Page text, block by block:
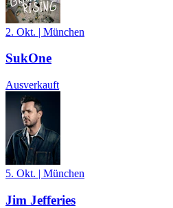
2. Okt. | München
SukOne
Ausverkauft
5. Okt. | München
Jim Jefferies